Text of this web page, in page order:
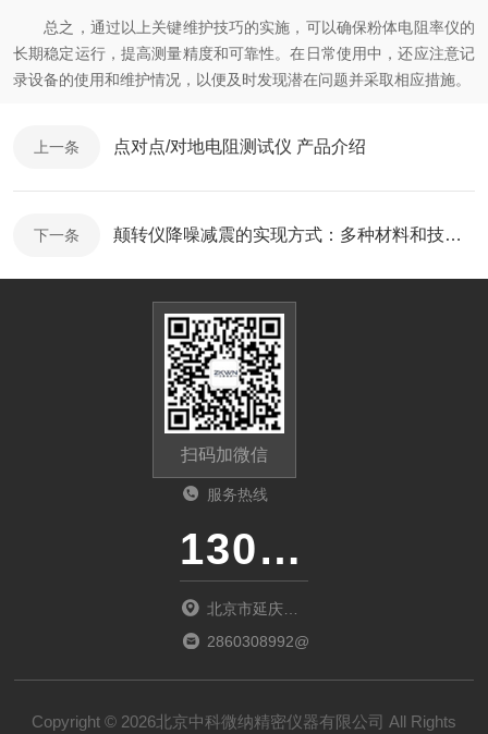
总之，通过以上关键维护技巧的实施，可以确保粉体电阻率仪的
长期稳定运行，提高测量精度和可靠性。在日常使用中，还应注意记
录设备的使用和维护情况，以便及时发现潜在问题并采取相应措施。
上一条 点对点/对地电阻测试仪 产品介绍
下一条 颠转仪降噪减震的实现方式：多种材料和技术综合运用
扫码加微信
服务热线
13011285763
北京市延庆区
中关村延庆园
2860308992@qq.com
Copyright © 2026北京中科微纳精密仪器有限公司 All Rights